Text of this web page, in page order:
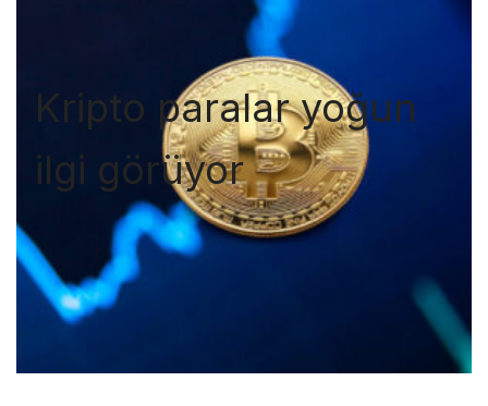
Kripto paralar yoğun
ilgi görüyor